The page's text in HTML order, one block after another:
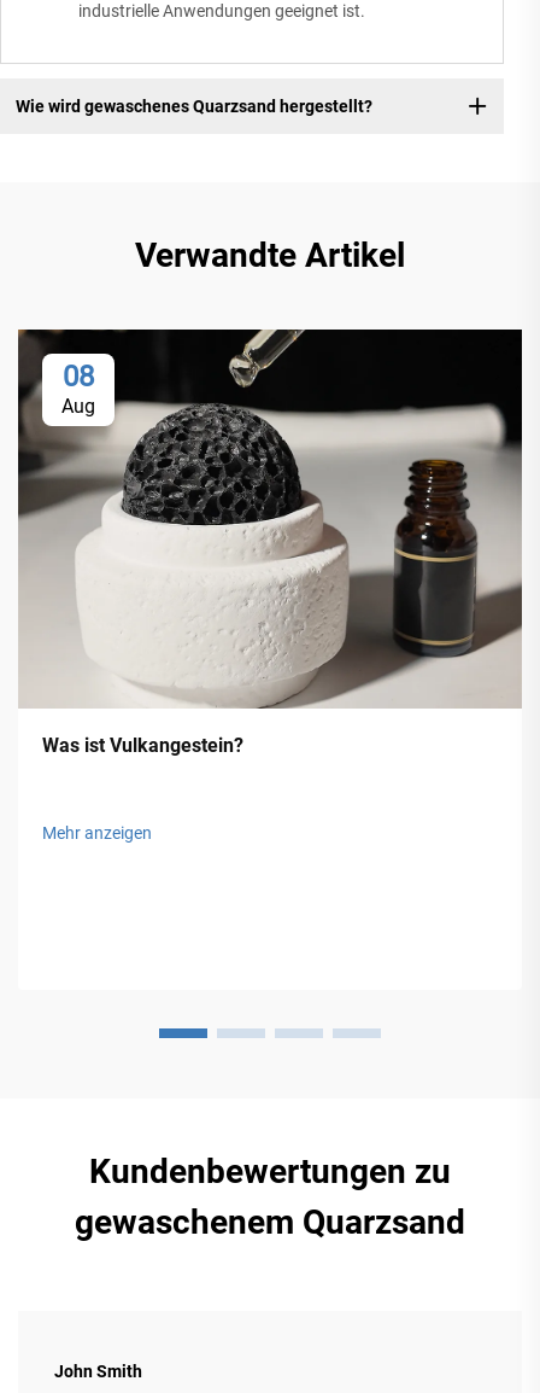
industrielle Anwendungen geeignet ist.
Wie wird gewaschenes Quarzsand hergestellt?
Verwandte Artikel
08
Aug
Was ist Vulkangestein?
Mehr anzeigen
Kundenbewertungen zu
gewaschenem Quarzsand
John Smith